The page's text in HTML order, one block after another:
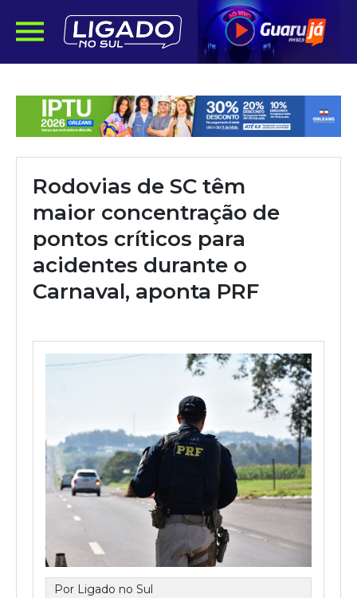
Rodovias de SC têm
maior concentração de
pontos críticos para
acidentes durante o
Carnaval, aponta PRF
Por Ligado no Sul